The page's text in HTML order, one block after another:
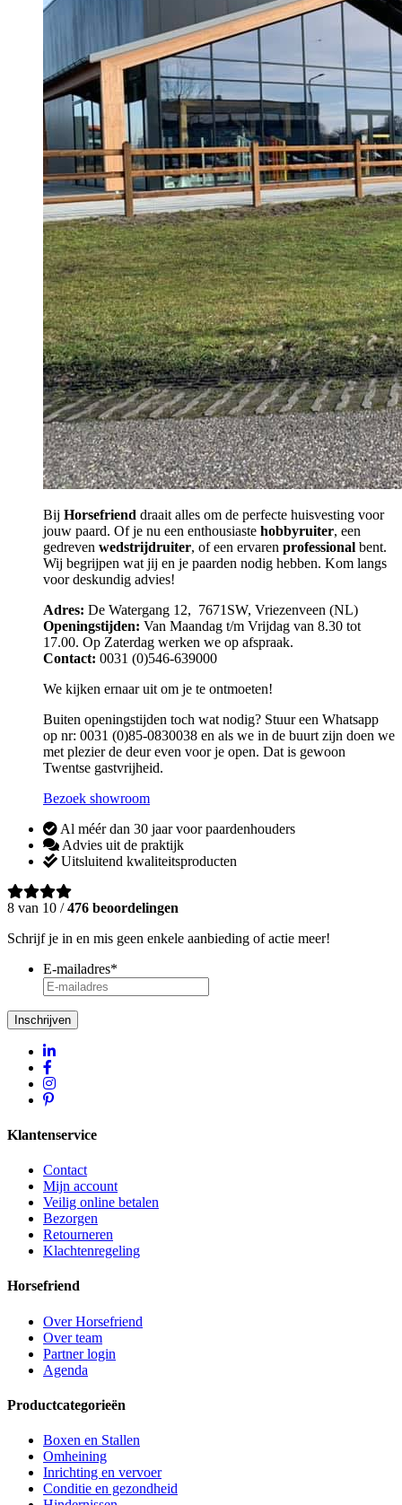
Bij Horsefriend draait alles om de perfecte huisvesting voor
jouw paard. Of je nu een enthousiaste hobbyruiter, een
gedreven wedstrijdruiter, of een ervaren professional bent.
Wij begrijpen wat jij en je paarden nodig hebben. Kom langs
voor deskundig advies!
Adres: De Watergang 12, 7671SW, Vriezenveen (NL)
Openingstijden: Van Maandag t/m Vrijdag van 8.30 tot
17.00. Op Zaterdag werken we op afspraak.
Contact: 0031 (0)546-639000
We kijken ernaar uit om je te ontmoeten!
Buiten openingstijden toch wat nodig? Stuur een Whatsapp
op nr: 0031 (0)85-0830038 en als we in de buurt zijn doen we
met plezier de deur even voor je open. Dat is gewoon
Twentse gastvrijheid.
Bezoek showroom
Al méér dan 30 jaar voor paardenhouders
Advies uit de praktijk
Uitsluitend kwaliteitsproducten
8 van 10 /476 beoordelingen
Schrijf je in en mis geen enkele aanbieding of actie meer!
E-mailadres*
Inschrijven
Klantenservice
Contact
Mijn account
Veilig online betalen
Bezorgen
Retourneren
Klachtenregeling
Horsefriend
Over Horsefriend
Over team
Partner login
Agenda
Productcategorieën
Boxen en Stallen
Omheining
Inrichting en vervoer
Conditie en gezondheid